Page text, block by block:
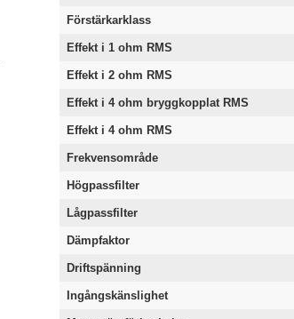
Förstärkarklass
Effekt i 1 ohm RMS
Effekt i 2 ohm RMS
Effekt i 4 ohm bryggkopplat RMS
Effekt i 4 ohm RMS
Frekvensområde
Högpassfilter
Lågpassfilter
Dämpfaktor
Driftspänning
Ingångskänslighet